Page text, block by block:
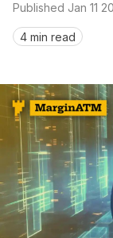
Published Jan 11
4 min read